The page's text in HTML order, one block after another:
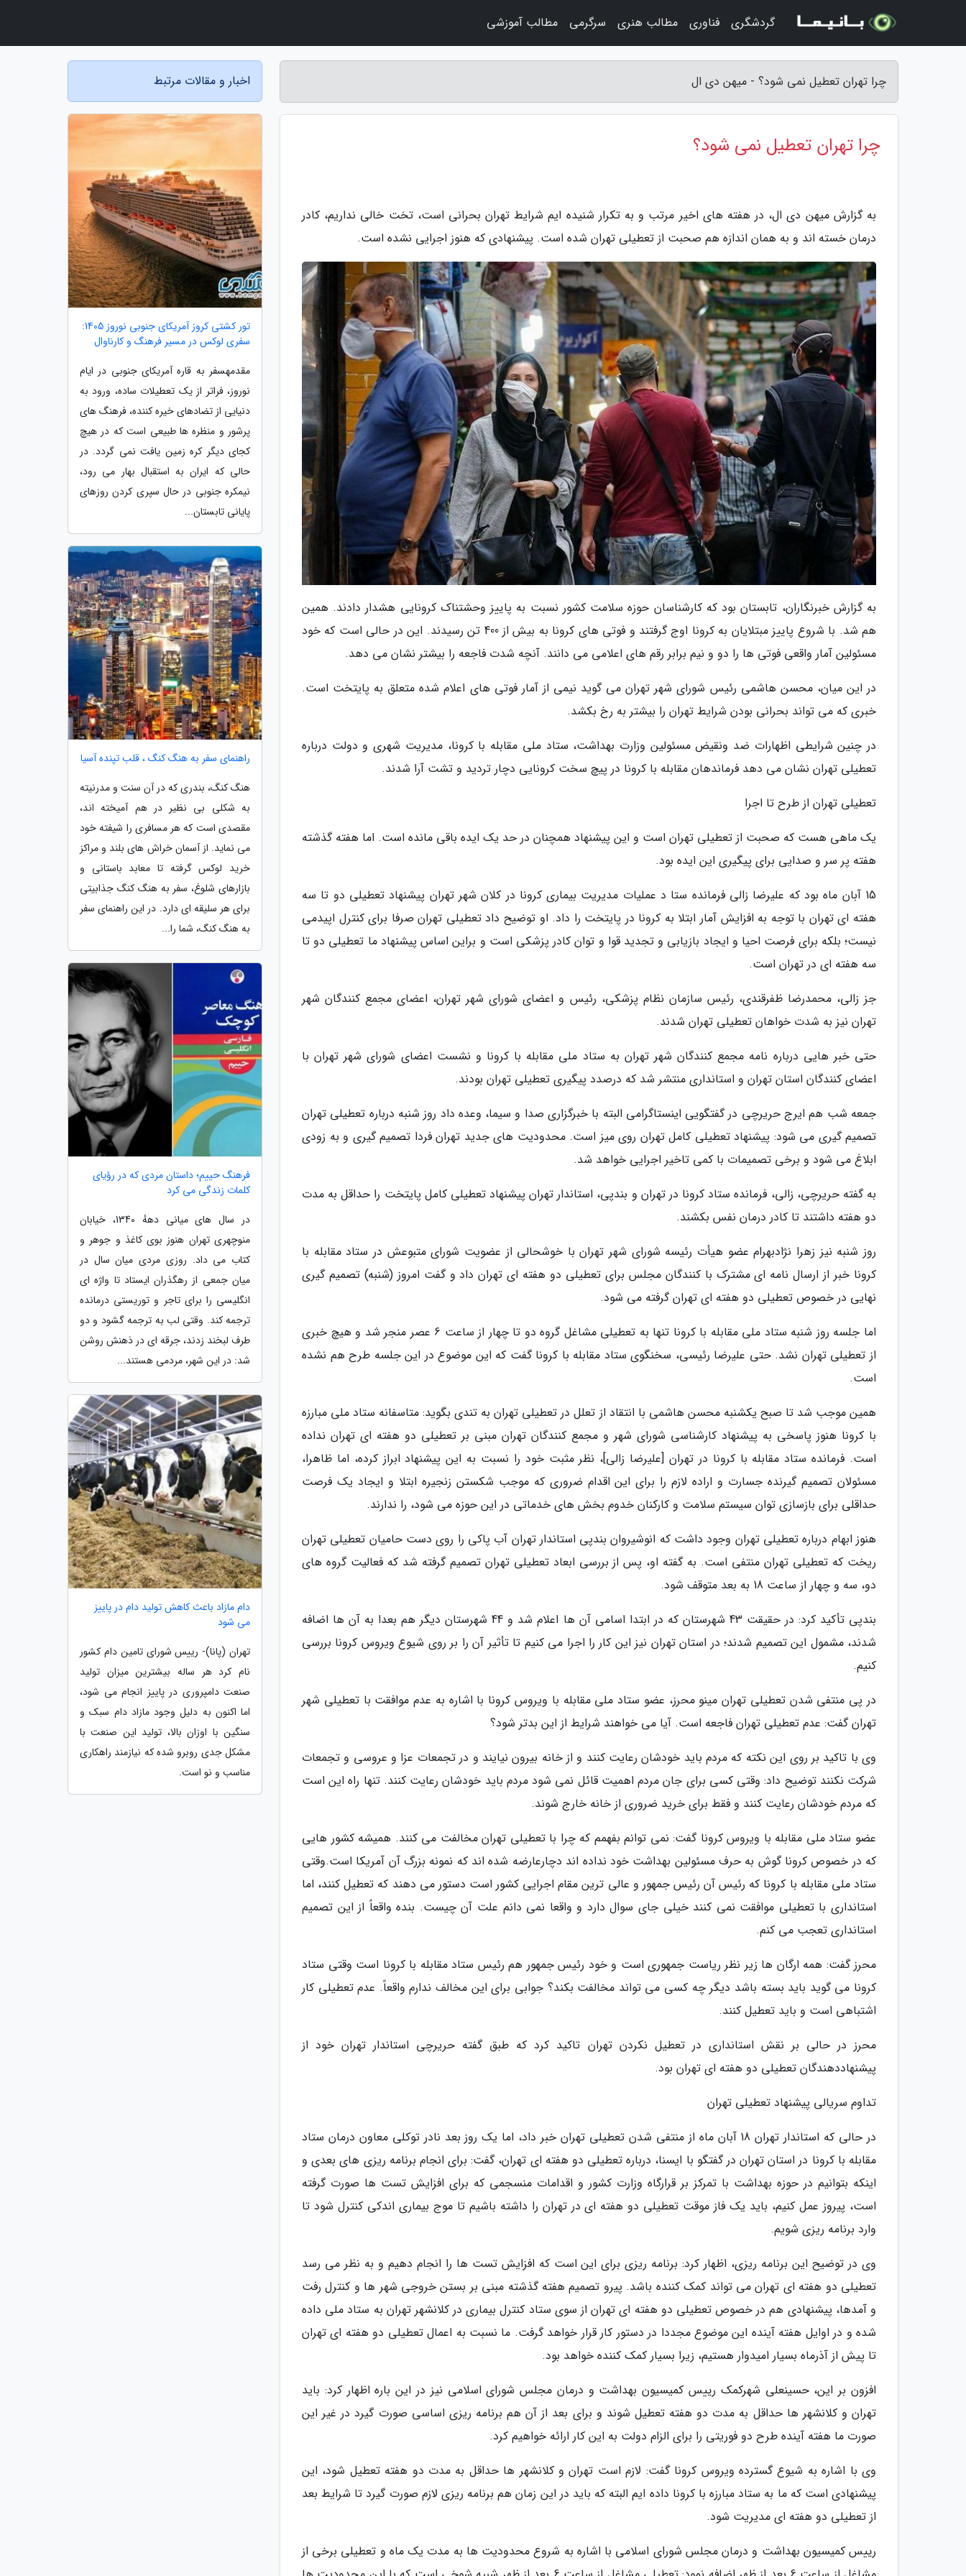
چرا تهران تعطیل نمی شود؟ - میهن دی ال
چرا تهران تعطیل نمی شود؟
به گزارش میهن دی ال، در هفته های اخیر مرتب و به تکرار شنیده ایم شرایط تهران بحرانی است، تخت خالی نداریم، کادر
درمان خسته اند و به همان اندازه هم صحبت از تعطیلی تهران شده است. پیشنهادی که هنوز اجرایی نشده است.
به گزارش خبرنگاران، تابستان بود که کارشناسان حوزه سلامت کشور نسبت به پاییز وحشتناک کرونایی هشدار دادند. همین
هم شد. با شروع پاییز مبتلایان به کرونا اوج گرفتند و فوتی های کرونا به بیش از 400 تن رسیدند. این در حالی است که خود
مسئولین آمار واقعی فوتی ها را دو و نیم برابر رقم های اعلامی می دانند. آنچه شدت فاجعه را بیشتر نشان می دهد.
در این میان، محسن هاشمی رئیس شورای شهر تهران می گوید نیمی از آمار فوتی های اعلام شده متعلق به پایتخت است.
خبری که می تواند بحرانی بودن شرایط تهران را بیشتر به رخ بکشد.
در چنین شرایطی اظهارات ضد ونقیض مسئولین وزارت بهداشت، ستاد ملی مقابله با کرونا، مدیریت شهری و دولت درباره
تعطیلی تهران نشان می دهد فرماندهان مقابله با کرونا در پیچ سخت کرونایی دچار تردید و تشت آرا شدند.
تعطیلی تهران از طرح تا اجرا
یک ماهی هست که صحبت از تعطیلی تهران است و این پیشنهاد همچنان در حد یک ایده باقی مانده است. اما هفته گذشته
هفته پر سر و صدایی برای پیگیری این ایده بود.
15 آبان ماه بود که علیرضا زالی فرمانده ستا د عملیات مدیریت بیماری کرونا در کلان شهر تهران پیشنهاد تعطیلی دو تا سه
هفته ای تهران با توجه به افزایش آمار ابتلا به کرونا در پایتخت را داد. او توضیح داد تعطیلی تهران صرفا برای کنترل اپیدمی
نیست؛ بلکه برای فرصت احیا و ایجاد بازیابی و تجدید قوا و توان کادر پزشکی است و براین اساس پیشنهاد ما تعطیلی دو تا
سه هفته ای در تهران است.
جز زالی، محمدرضا ظفرقندی، رئیس سازمان نظام پزشکی، رئیس و اعضای شورای شهر تهران، اعضای مجمع کنندگان شهر
تهران نیز به شدت خواهان تعطیلی تهران شدند.
حتی خبر هایی درباره نامه مجمع کنندگان شهر تهران به ستاد ملی مقابله با کرونا و نشست اعضای شورای شهر تهران با
اعضای کنندگان استان تهران و استانداری منتشر شد که درصدد پیگیری تعطیلی تهران بودند.
جمعه شب هم ایرج حریرچی در گفتگویی اینستاگرامی البته با خبرگزاری صدا و سیما، وعده داد روز شنبه درباره تعطیلی تهران
تصمیم گیری می شود: پیشنهاد تعطیلی کامل ‫تهران‬ روی میز است. محدودیت های جدید تهران فردا تصمیم گیری و به زودی
ابلاغ می شود و برخی تصمیمات با کمی تاخیر اجرایی خواهد شد.
به گفته حریرچی، زالی، فرمانده ستاد کرونا در تهران و بندپی، استاندار تهران پیشنهاد تعطیلی کامل پایتخت را حداقل به مدت
دو هفته داشتند تا کادر درمان نفس بکشند.
روز شنبه نیز زهرا نژادبهرام عضو هیأت رئیسه شورای شهر تهران با خوشحالی از عضویت شورای متبوعش در ستاد مقابله با
کرونا خبر از ارسال نامه ای مشترک با کنندگان مجلس برای تعطیلی دو هفته ای تهران داد و گفت امروز (شنبه) تصمیم گیری
نهایی در خصوص تعطیلی دو هفته ای تهران گرفته می شود.
اما جلسه روز شنبه ستاد ملی مقابله با کرونا تنها به تعطیلی مشاغل گروه دو تا چهار از ساعت 6 عصر منجر شد و هیچ خبری
از تعطیلی تهران نشد. حتی علیرضا رئیسی، سخنگوی ستاد مقابله با کرونا گفت که این موضوع در این جلسه طرح هم نشده
است.
همین موجب شد تا صبح یکشنبه محسن هاشمی با انتقاد از تعلل در تعطیلی تهران به تندی بگوید: متاسفانه ستاد ملی مبارزه
با کرونا هنوز پاسخی به پیشنهاد کارشناسی شورای شهر و مجمع کنندگان تهران مبنی بر تعطیلی دو هفته ای تهران نداده
است. فرمانده ستاد مقابله با کرونا در تهران [علیرضا زالی]، نظر مثبت خود را نسبت به این پیشنهاد ابراز کرده، اما ظاهرا،
مسئولان تصمیم گیرنده جسارت و اراده لازم را برای این اقدام ضروری که موجب شکستن زنجیره ابتلا و ایجاد یک فرصت
حداقلی برای بازسازی توان سیستم سلامت و کارکنان خدوم بخش های خدماتی در این حوزه می شود، را ندارند.
هنوز ابهام درباره تعطیلی تهران وجود داشت که انوشیروان بندپی استاندار تهران آب پاکی را روی دست حامیان تعطیلی تهران
ریخت که تعطیلی تهران منتفی است. به گفته او، پس از بررسی ابعاد تعطیلی تهران تصمیم گرفته شد که فعالیت گروه های
دو، سه و چهار از ساعت 18 به بعد متوقف شود.
بندپی تأکید کرد: در حقیقت 43 شهرستان که در ابتدا اسامی آن ها اعلام شد و 44 شهرستان دیگر هم بعدا به آن ها اضافه
شدند، مشمول این تصمیم شدند؛ در استان تهران نیز این کار را اجرا می کنیم تا تأثیر آن را بر روی شیوع ویروس کرونا بررسی
کنیم.
در پی منتفی شدن تعطیلی تهران مینو محرز، عضو ستاد ملی مقابله با ویروس کرونا با اشاره به عدم موافقت با تعطیلی شهر
تهران گفت: عدم تعطیلی تهران فاجعه است. آیا می خواهند شرایط از این بدتر شود؟
وی با تاکید بر روی این نکته که مردم باید خودشان رعایت کنند و از خانه بیرون نیایند و در تجمعات عزا و عروسی و تجمعات
شرکت نکنند توضیح داد: وقتی کسی برای جان مردم اهمیت قائل نمی شود مردم باید خودشان رعایت کنند. تنها راه این است
که مردم خودشان رعایت کنند و فقط برای خرید ضروری از خانه خارج شوند.
عضو ستاد ملی مقابله با ویروس کرونا گفت: نمی توانم بفهمم که چرا با تعطیلی تهران مخالفت می کنند. همیشه کشور هایی
که در خصوص کرونا گوش به حرف مسئولین بهداشت خود نداده اند دچارعارضه شده اند که نمونه بزرگ آن آمریکا است.وقتی
ستاد ملی مقابله با کرونا که رئیس آن رئیس جمهور و عالی ترین مقام اجرایی کشور است دستور می دهند که تعطیل کنند، اما
استانداری با تعطیلی موافقت نمی کنند خیلی جای سوال دارد و واقعا نمی دانم علت آن چیست. بنده واقعاً از این تصمیم
استانداری تعجب می کنم.
محرز گفت: همه ارگان ها زیر نظر ریاست جمهوری است و خود رئیس جمهور هم رئیس ستاد مقابله با کرونا است وقتی ستاد
کرونا می گوید باید بسته باشد دیگر چه کسی می تواند مخالفت بکند؟ جوابی برای این مخالف ندارم واقعاً. عدم تعطیلی کار
اشتباهی است و باید تعطیل کنند.
محرز در حالی بر نقش استانداری در تعطیل نکردن تهران تاکید کرد که طبق گفته حریرچی استاندار تهران خود از
پیشنهاددهندگان تعطیلی دو هفته ای تهران بود.
تداوم سریالی پیشنهاد تعطیلی تهران
در حالی که استاندار تهران 18 آبان ماه از منتفی شدن تعطیلی تهران خبر داد، اما یک روز بعد نادر توکلی معاون درمان ستاد
مقابله با کرونا در استان تهران در گفتگو با ایسنا، درباره تعطیلی دو هفته ای تهران، گفت: برای انجام برنامه ریزی های بعدی و
اینکه بتوانیم در حوزه بهداشت با تمرکز بر قرارگاه وزارت کشور و اقدامات منسجمی که برای افزایش تست ها صورت گرفته
است، پیروز عمل کنیم، باید یک فاز موقت تعطیلی دو هفته ای در تهران را داشته باشیم تا موج بیماری اندکی کنترل شود تا
وارد برنامه ریزی شویم.
وی در توضیح این برنامه ریزی، اظهار کرد: برنامه ریزی برای این است که افزایش تست ها را انجام دهیم و به نظر می رسد
تعطیلی دو هفته ای تهران می تواند کمک کننده باشد. پیرو تصمیم هفته گذشته مبنی بر بستن خروجی شهر ها و کنترل رفت
و آمدها، پیشنهادی هم در خصوص تعطیلی دو هفته ای تهران از سوی ستاد کنترل بیماری در کلانشهر تهران به ستاد ملی داده
شده و در اوایل هفته آینده این موضوع مجددا در دستور کار قرار خواهد گرفت. ما نسبت به اعمال تعطیلی دو هفته ای تهران
تا پیش از آذرماه بسیار امیدوار هستیم، زیرا بسیار کمک کننده خواهد بود.
افزون بر این، حسینعلی شهرکمک رییس کمیسیون بهداشت و درمان مجلس شورای اسلامی نیز در این باره اظهار کرد: باید
تهران و کلانشهر ها حداقل به مدت دو هفته تعطیل شوند و برای بعد از آن هم برنامه ریزی اساسی صورت گیرد در غیر این
صورت ما هفته آینده طرح دو فوریتی را برای الزام دولت به این کار ارائه خواهیم کرد.
وی با اشاره به شیوع گسترده ویروس کرونا گفت: لازم است تهران و کلانشهر ها حداقل به مدت دو هفته تعطیل شود، این
پیشنهادی است که ما به ستاد مبارزه با کرونا داده ایم البته که باید در این زمان هم برنامه ریزی لازم صورت گیرد تا شرایط بعد
از تعطیلی دو هفته ای مدیریت شود.
رییس کمیسیون بهداشت و درمان مجلس شورای اسلامی با اشاره به شروع محدودیت ها به مدت یک ماه و تعطیلی برخی از
اخبار و مقالات مرتبط
تور کشتی کروز آمریکای جنوبی نوروز 1405:
سفری لوکس در مسیر فرهنگ و کارناوال
مقدمهسفر به قاره آمریکای جنوبی در ایام
نوروز، فراتر از یک تعطیلات ساده، ورود به
دنیایی از تضادهای خیره کننده، فرهنگ های
پرشور و منظره ها طبیعی است که در هیچ
کجای دیگر کره زمین یافت نمی گردد. در
حالی که ایران به استقبال بهار می رود،
نیمکره جنوبی در حال سپری کردن روزهای
پایانی تابستان...
راهنمای سفر به هنگ کنگ ، قلب تپنده آسیا
هنگ کنگ، بندری که در آن سنت و مدرنیته
به شکلی بی نظیر در هم آمیخته اند،
مقصدی است که هر مسافری را شیفته خود
می نماید. از آسمان خراش های بلند و مراکز
خرید لوکس گرفته تا معابد باستانی و
بازارهای شلوغ، سفر به هنگ کنگ جذابیتی
برای هر سلیقه ای دارد. در این راهنمای سفر
به هنگ کنگ، شما را...
فرهنگ حییم؛ داستان مردی که در رؤیای
کلمات زندگی می کرد
در سال های میانی دههٔ 1340، خیابان
منوچهری تهران هنوز بوی کاغذ و جوهر و
کتاب می داد. روزی مردی میان سال در
میان جمعی از رهگذران ایستاد تا واژه ای
انگلیسی را برای تاجر و توریستی درمانده
ترجمه کند. وقتی لب به ترجمه گشود و دو
طرف لبخند زدند، جرقه ای در ذهنش روشن
شد: در این شهر، مردمی هستند...
دام مازاد باعث کاهش تولید دام در پاییز
می شود
تهران (پانا)- رییس شورای تامین دام کشور
نام کرد هر ساله بیشترین میزان تولید
صنعت دامپروری در پاییز انجام می شود،
اما اکنون به دلیل وجود مازاد دام سبک و
سنگین با اوزان بالا، تولید این صنعت با
مشکل جدی روبرو شده که نیازمند راهکاری
مناسب و نو است.
گردشگری فناوری مطالب هنری سرگرمی مطالب آموزشی